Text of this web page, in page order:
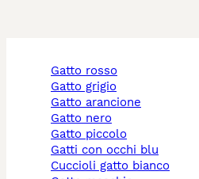
gatto rosso
gatto grigio
gatto arancione
gatto nero
gatto piccolo
gatti con occhi blu
cuccioli gatto bianco